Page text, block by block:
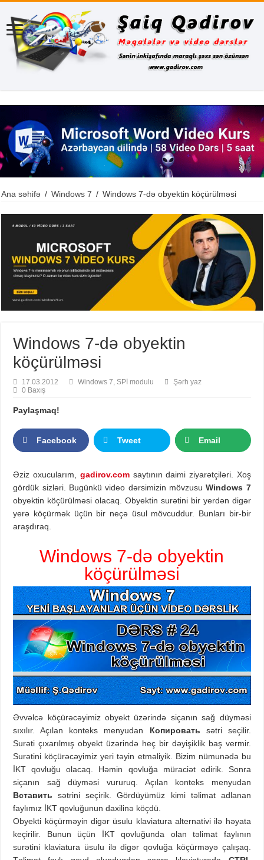
Ana səhifə / Windows 7 / Windows 7-də obyektin köçürülməsi
Windows 7-də obyektin
köçürülməsi
17.03.2012 Windows 7, SPİ modulu
Şərh yaz
0 Baxış
Paylaşmaq!
Facebook Tweet Email
Əziz oxucularım, gadirov.comsaytının daimi ziyarətçiləri. Xoş
gördük sizləri. Bugünkü video dərsimizin mövzusuWindows 7
obyektin köçürülməsi olacaq. Obyektin surətini bir yerdən digər
yerə köçürmək üçün bir neçə üsul mövcuddur. Bunları bir-bir
araşdıraq.
Windows 7-də obyektin
köçürülməsi
Əvvəlcə köçürəcəyimiz obyekt üzərində siçanın sağ düyməsi
sıxılır. Açılan konteks menyudan Копировать sətri seçilir.
Surəti çıxarılmış obyekt üzərində heç bir dəyişiklik baş vermir.
Surətini köçürəcəyimiz yeri təyin etməliyik. Bizim nümunədə bu
İKT qovluğu olacaq. Həmin qovluğa müraciət edirik. Sonra
siçanın sağ düyməsi vururuq. Açılan konteks menyudan
Вставить sətrini seçirik. Gördüyümüz kimi təlimat adlanan
faylımız İKT qovluğunun daxilinə köçdü.
Obyekti köçürməyin digər üsulu klaviatura alternativi ilə həyata
keçirilir. Bunun üçün İKT qovluğunda olan təlimat faylının
surətini klaviatura üsulu ilə digər qovluğa köçürməyə çalışaq.